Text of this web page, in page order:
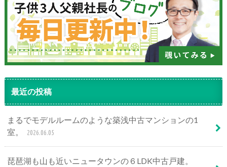
最近の投稿
まるでモデルルームのような築浅中古マンションの1
室。
2026.06.05
琵琶湖も山も近いニュータウンの６LDK中古戸建。